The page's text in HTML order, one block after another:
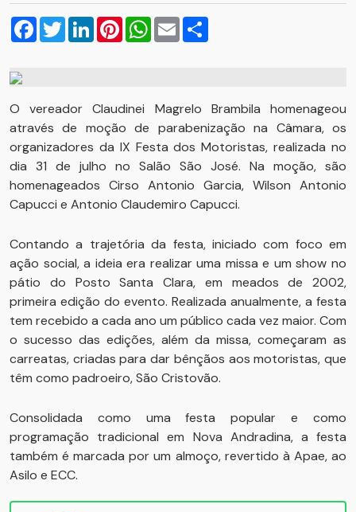
Facebook
TwitterLinkedInPinterestWhatsApp
Email
O vereador Claudinei Magrelo Brambila homenageou
através de moção de parabenização na Câmara, os
organizadores da IX Festa dos Motoristas, realizada no
dia 31 de julho no Salão São José. Na moção, são
homenageados Cirso Antonio Garcia, Wilson Antonio
Capucci e Antonio Claudemiro Capucci.
Contando a trajetória da festa, iniciado com foco em
ação social, a ideia era realizar uma missa e um show no
pátio do Posto Santa Clara, em meados de 2002,
primeira edição do evento. Realizada anualmente, a festa
tem recebido a cada ano um público cada vez maior. Com
o sucesso das edições, além da missa, começaram as
carreatas, criadas para dar bênçãos aos motoristas, que
têm como padroeiro, São Cristovão.
Consolidada como uma festa popular e como
programação tradicional em Nova Andradina, a festa
também é marcada por um almoço, revertido à Apae, ao
Asilo e ECC.